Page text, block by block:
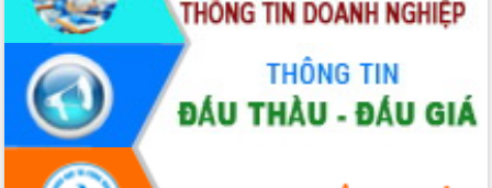
UBND tỉnh họp báo định kỳ tháng 4
năm 2026
Hội thảo khoa học “Giải pháp thúc đẩy
phát triển nền kinh tế xanh tại tỉnh
Đắk Lắk”
Tăng cường giám sát, đôn đốc thực
hiện nhiệm vụ quản lý tài sản công
hàng tuần